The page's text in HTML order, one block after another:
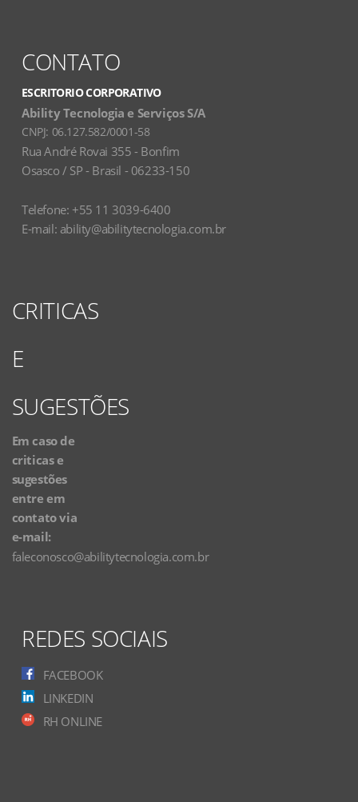
CONTATO
ESCRITORIO CORPORATIVO
Ability Tecnologia e Serviços S/A
CNPJ: 06.127.582/0001-58
Rua André Rovai 355 - Bonfim
Osasco / SP - Brasil - 06233-150
Telefone: +55 11 3039-6400
E-mail: ability@abilitytecnologia.com.br
CRITICAS
E
SUGESTÕES
Em caso de
criticas e
sugestões
entre em
contato via
e-mail:
faleconosco@abilitytecnologia.com.br
REDES SOCIAIS
FACEBOOK
LINKEDIN
RH ONLINE